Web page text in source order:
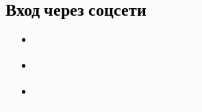
Вход через соцсети